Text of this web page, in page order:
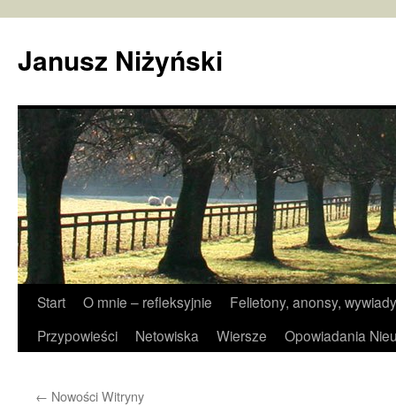
Janusz Niżyński
Przejdź
Start O mnie – refleksyjnie
Felietony, anonsy,
Przypowieści
Netowiska Wiersze Opowiadania
← Nowości Witryny